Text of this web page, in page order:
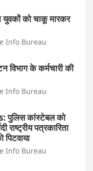
को चाकू मारकर
Info Bureau
के कर्मचारी की
Info Bureau
कांस्टेबल को
राष्ट्रीय पत्रकारिता
पिटवाया
Info Bureau